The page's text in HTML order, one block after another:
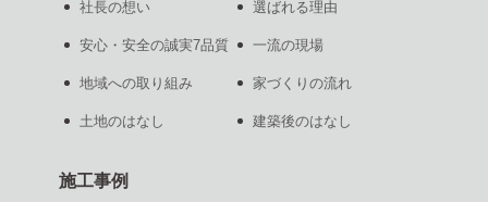
社長の想い 選ばれる理由
安心・安全の誠実7品質 一流の現場
地域への取り組み 家づくりの流れ
土地のはなし 建築後のはなし
施工事例